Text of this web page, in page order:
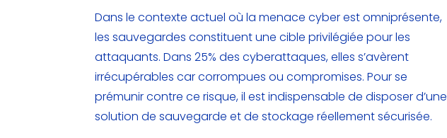
Dans le contexte actuel où la menace cyber est omniprésente,
les sauvegardes constituent une cible privilégiée pour les
attaquants. Dans 25% des cyberattaques, elles s’avèrent
irrécupérables car corrompues ou compromises. Pour se
prémunir contre ce risque, il est indispensable de disposer d’une
solution de sauvegarde et de stockage réellement sécurisée.